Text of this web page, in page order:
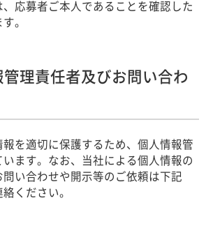
応募者ご本人であることを確認した
。
管理責任者及びお問い合わ
報を適切に保護するため、個人情報管
ます。なお、当社による個人情報の
い合わせや開示等のご依頼は下記
ください。